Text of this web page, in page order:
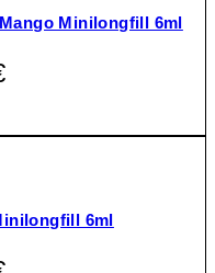
Minilongfill 6ml
6ml